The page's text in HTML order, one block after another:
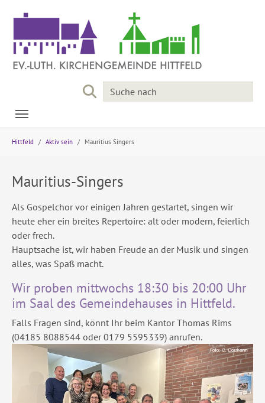
Hittfeld Aktiv sein Mauritius Singers
Show larger version
Mauritius-Singers
Als Gospelchor vor einigen Jahren gestartet, singen wir
heute eher ein breites Repertoire: alt oder modern, feierlich
oder frech.
Hauptsache ist, wir haben Freude an der Musik und singen
alles, was Spaß macht.
Wir proben mittwochs 18:30 bis 20:00 Uhr
im Saal des Gemeindehauses in Hittfeld.
Falls Fragen sind, könnt Ihr beim Kantor Thomas Rims
(04185 8088544 oder 0179 5595339) anrufen.